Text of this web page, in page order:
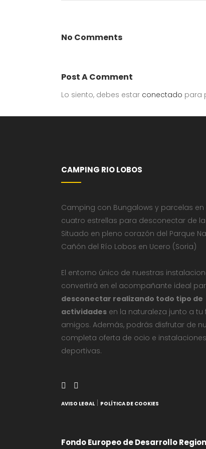
No Comments
Post A Comment
Lo siento, debes estar conectado para
CAMPING RIO LOBOS
Camping con Bungalows y parcelas en
cuatro estrellas para desconectar de la
Situado en pleno corazón del Parque
Cañón del Río Lobos en Ucero (Soria)
El entorno único de nuestras
convertirá en el acompañante ideal
desconectar realizando todo tipo de
actividades en la naturaleza junto a tu
amigos. Además, podrás disfrutar de
completa oferta de ocio e instalaciones
deportivas.
AVISO LEGAL POLÍTICA DE COOKIES
Fondo Europeo de Desarrollo